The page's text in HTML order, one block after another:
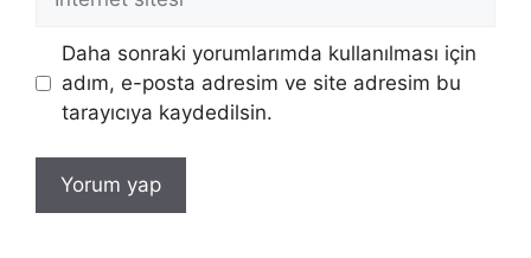
sitesi
Daha sonraki yorumlarımda kullanılması için
adım, e-posta adresim ve site adresim bu
tarayıcıya kaydedilsin.